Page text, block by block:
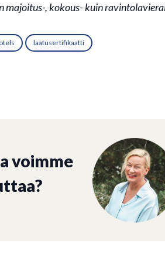
majoitus-, kokous- kuin
laatusertifikaatti
voimme